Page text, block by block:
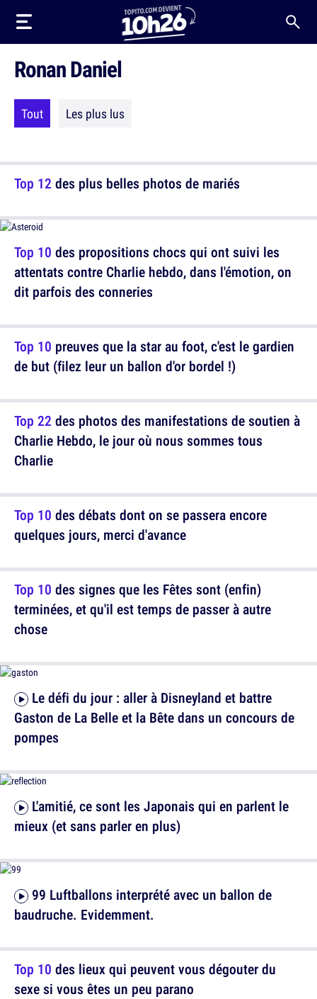
Ronan Daniel
Tout Les plus lus
Top 12 des plus belles photos de mariés
Top 10 preuves que la star au foot, c'est le gardien
de but (filez leur un ballon d'or bordel !)
Top 10 des débats dont on se passera encore
quelques jours, merci d'avance
Gaston de La Belle et la Bête dans un concours de
pompes
baudruche. Evidemment.
Top 10 des propositions chocs qui ont suivi les
attentats contre Charlie hebdo, dans l'émotion, on
dit parfois des conneries
Top 22 des photos des manifestations de soutien à
Charlie Hebdo, le jour où nous sommes tous
Charlie
Top 10 des signes que les Fêtes sont (enfin)
terminées, et qu'il est temps de passer à autre
chose
mieux (et sans parler en plus)
Top 10 des lieux qui peuvent vous dégouter du
sexe si vous êtes un peu parano